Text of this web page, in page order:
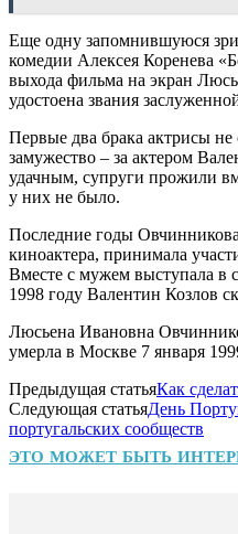
Еще одну запомнившуюся
комедии Алексея Коренева
выхода фильма на экран
удостоена звания
Первые два брака актрисы не
замужество – за актером
удачным, супруги прожили
у них не было.
Последние годы
киноактера, принимала
Вместе с мужем выступала в
1998 году Валентин Козлов
Люсьена Ивановна
умерла в Москве 7 января
Предыдущая статьяКак
Следующая статьяДень
португальских сообществ
ЭТО МОЖЕТ БЫТЬ